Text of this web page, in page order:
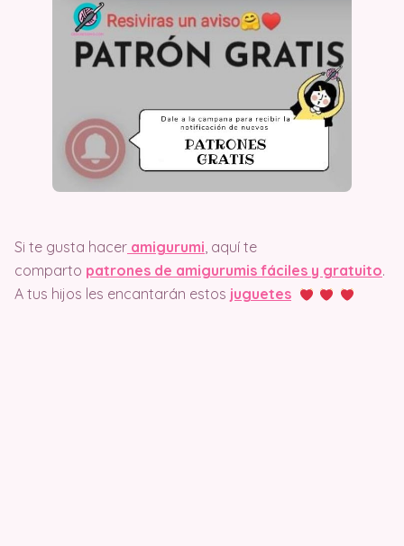
Si te gusta hacer amigurumi, aquí te
comparto patrones de amigurumis fáciles y gratuito.
A tus hijos les encantarán estos juguetes